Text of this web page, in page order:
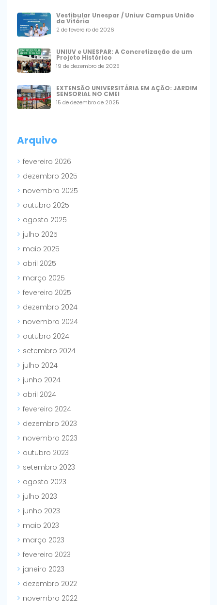
Vestibular Unespar / Uniuv Campus União
da Vitória
2 de fevereiro de 2026
UNIUV e UNESPAR: A Concretização de um
Projeto Histórico
19 de dezembro de 2025
EXTENSÃO UNIVERSITÁRIA EM AÇÃO: JARDIM
SENSORIAL NO CMEI
15 de dezembro de 2025
Arquivo
fevereiro 2026
dezembro 2025
novembro 2025
outubro 2025
agosto 2025
julho 2025
maio 2025
abril 2025
março 2025
fevereiro 2025
dezembro 2024
novembro 2024
outubro 2024
setembro 2024
julho 2024
junho 2024
abril 2024
fevereiro 2024
dezembro 2023
novembro 2023
outubro 2023
setembro 2023
agosto 2023
julho 2023
junho 2023
maio 2023
março 2023
fevereiro 2023
janeiro 2023
dezembro 2022
novembro 2022